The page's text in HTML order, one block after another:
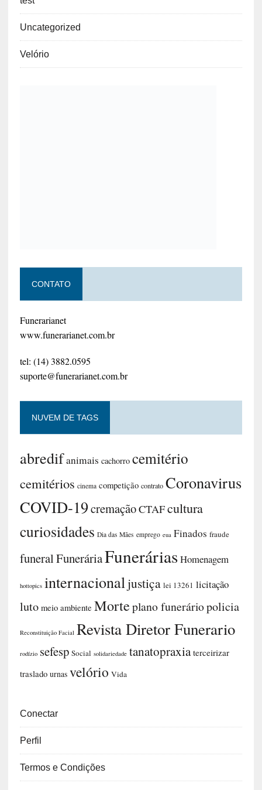
Uncategorized
Velório
CONTATO
Funerarianet
www.funerarianet.com.br
tel: (14) 3882.0595
suporte@funerarianet.com.br
NUVEM DE TAGS
abredifanimais cachorro cemitério
cemitérios cinema competição contrato Coronavirus
COVID-19cremaçãoCTAFcultura
curiosidades Dia das Mães emprego eua Finados fraude
funeralFuneráriaFuneráriasHomenagem
hottopics internacionaljustiça lei 13261 licitação
luto meio ambiente Morteplano funeráriopolicia
Reconstituição Facial Revista Diretor Funerario
rodízio sefesp Social solidariedade tanatopraxia terceirizar
traslado urnas velório Vida
Conectar
Perfil
Termos e Condições